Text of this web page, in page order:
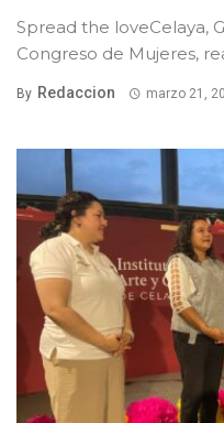
Spread the loveCelaya,
Congreso de Mujeres,
By Redaccion marzo 21,